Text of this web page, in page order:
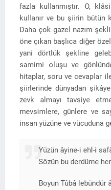
fazla kullanmıştır. O,
kullanır ve bu şiirin bütün
Daha çok gazel nazım
öne çıkan başlıca diğer
yani dörtlük şekline
samimi oluşu ve
hitaplar, soru ve cevaplar
şiirlerinde dünyadan
zevk almayı tavsiye
mevsimlere, günlere ve
insan yüzüne ve vücuduna
Yüzün âyine-i ehl-i
Sözün bu derdüme
Boyun Tûbâ lebündür